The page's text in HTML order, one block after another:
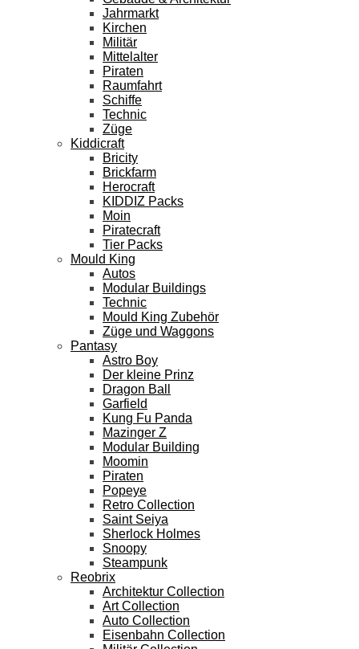
Jahrmarkt
Kirchen
Militär
Mittelalter
Piraten
Raumfahrt
Schiffe
Technic
Züge
Kiddicraft
Bricity
Brickfarm
Herocraft
KIDDIZ Packs
Moin
Piratecraft
Tier Packs
Mould King
Autos
Modular Buildings
Technic
Mould King Zubehör
Züge und Waggons
Pantasy
Astro Boy
Der kleine Prinz
Dragon Ball
Garfield
Kung Fu Panda
Mazinger Z
Modular Building
Moomin
Piraten
Popeye
Retro Collection
Saint Seiya
Sherlock Holmes
Snoopy
Steampunk
Reobrix
Architektur Collection
Art Collection
Auto Collection
Eisenbahn Collection